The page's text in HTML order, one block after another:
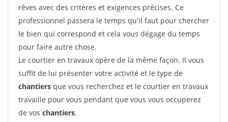
rêves avec des critères et exigences précises. Ce
professionnel passera le temps qu'il faut pour chercher
le bien qui correspond et cela vous dégage du temps
pour faire autre chose.
Le courtier en travaux opère de la même façon. Il vous
suffit de lui présenter votre activité et le type de
chantiers que vous recherchez et le courtier en travaux
travaille pour vous pendant que vous vous occuperez
de vos chantiers.